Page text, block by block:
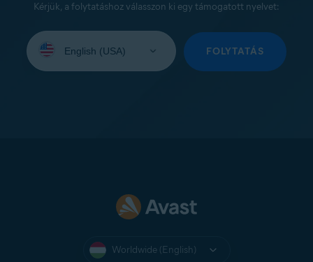
Kérjük, a folytatáshoz válasszon ki egy támogatott nyelvet:
your
FOLYTATÁS
Worldwide (English)